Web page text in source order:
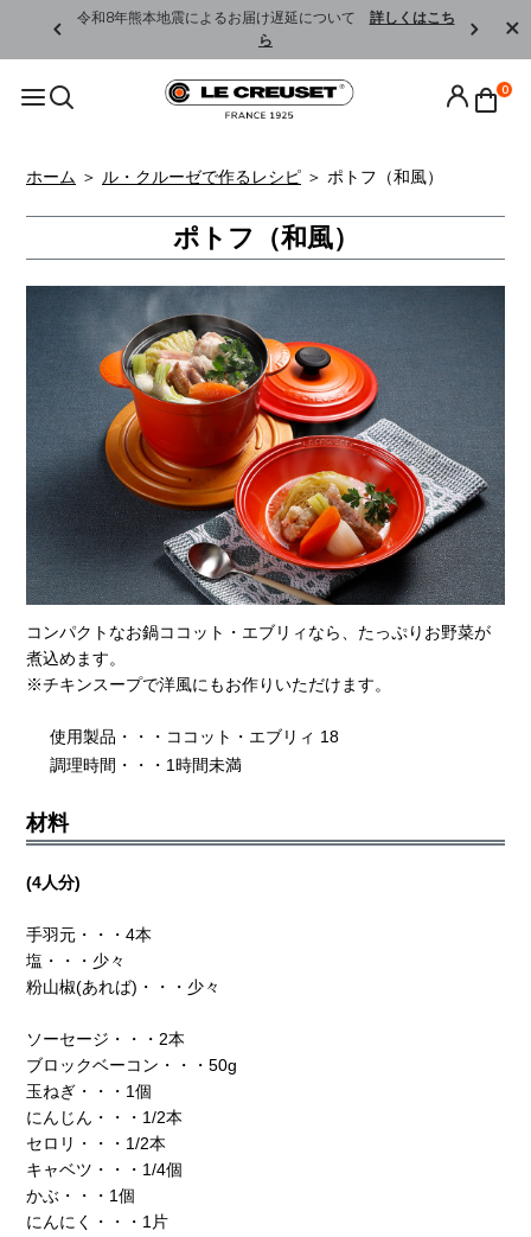
令和8年熊本地震によるお届け遅延について 詳しくはこち
ら
0
ホーム ＞ ル・クルーゼで作るレシピ ＞ ポトフ（和風）
ポトフ（和風）
コンパクトなお鍋ココット・エブリィなら、たっぷりお野菜が
煮込めます。
※チキンスープで洋風にもお作りいただけます。
使用製品・・・ココット・エブリィ 18
調理時間・・・1時間未満
材料
(4人分)
手羽元・・・4本
塩・・・少々
粉山椒(あれば)・・・少々
ソーセージ・・・2本
ブロックベーコン・・・50g
玉ねぎ・・・1個
にんじん・・・1/2本
セロリ・・・1/2本
キャベツ・・・1/4個
かぶ・・・1個
にんにく・・・1片